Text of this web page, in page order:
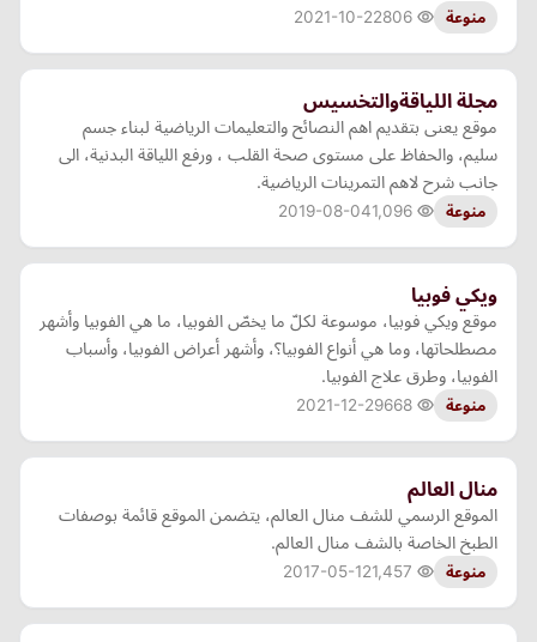
منوعة 2021-10-22
مجلة اللياقةوالتخسيس
موقع يعنى بتقديم اهم النصائح والتعليمات الرياضية لبناء جسم
سليم، والحفاظ على مستوى صحة القلب ، ورفع اللياقة البدنية، الى
جانب شرح لاهم التمرينات الرياضية.
منوعة 2019-08-04
ويكي فوبيا
موقع ويكي فوبيا، موسوعة لكلّ ما يخصّ الفوبيا، ما هي الفوبيا وأشهر
مصطلحاتها، وما هي أنواع الفوبيا؟، وأشهر أعراض الفوبيا، وأسباب
الفوبيا، وطرق علاج الفوبيا.
منوعة 2021-12-29
منال العالم
الموقع الرسمي للشف منال العالم، يتضمن الموقع قائمة بوصفات
الطبخ الخاصة بالشف منال العالم.
منوعة 2017-05-12